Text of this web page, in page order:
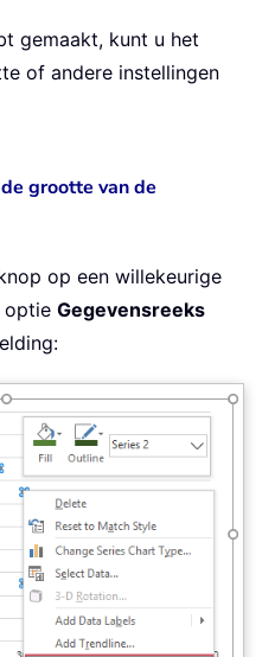
gemaakt, kunt u het
of andere instellingen
grootte van de
op een willekeurige
optie Gegevensreeks